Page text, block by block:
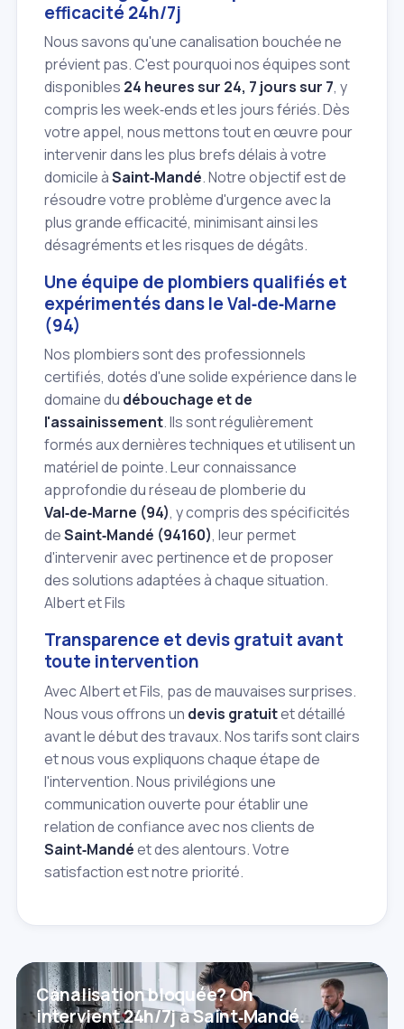
efficacité 24h/7j
Nous savons qu'une canalisation bouchée ne
prévient pas. C'est pourquoi nos équipes sont
disponibles 24 heures sur 24, 7 jours sur 7, y
compris les week‑ends et les jours fériés. Dès
votre appel, nous mettons tout en œuvre pour
intervenir dans les plus brefs délais à votre
domicile àSaint‑Mandé. Notre objectif est de
résoudre votre problème d'urgence avec la
plus grande efficacité, minimisant ainsi les
désagréments et les risques de dégâts.
Une équipe de plombiers qualifiés et
expérimentés dans le Val‑de‑Marne
(94)
Nos plombiers sont des professionnels
certifiés, dotés d'une solide expérience dans le
domaine du débouchage et de
l'assainissement. Ils sont régulièrement
formés aux dernières techniques et utilisent un
matériel de pointe. Leur connaissance
approfondie du réseau de plomberie du
Val‑de‑Marne (94), y compris des spécificités
deSaint‑Mandé (94160), leur permet
d'intervenir avec pertinence et de proposer
des solutions adaptées à chaque situation.
Albert et Fils
Transparence et devis gratuit avant
toute intervention
Avec Albert et Fils, pas de mauvaises surprises.
Nous vous offrons un devis gratuitet détaillé
avant le début des travaux. Nos tarifs sont clairs
et nous vous expliquons chaque étape de
l'intervention. Nous privilégions une
communication ouverte pour établir une
relation de confiance avec nos clients de
Saint‑Mandéet des alentours. Votre
satisfaction est notre priorité.
Canalisation bloquée? On
intervient 24h/7j à Saint‑Mandé.